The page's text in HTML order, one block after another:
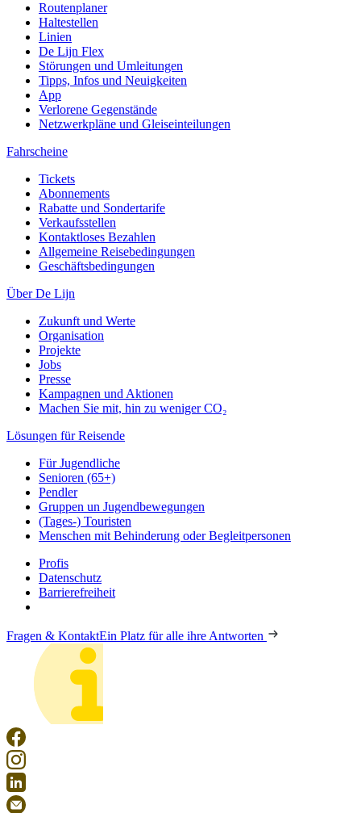
Routenplaner
Haltestellen
Linien
De Lijn Flex
Störungen und Umleitungen
Tipps, Infos und Neuigkeiten
App
Verlorene Gegenstände
Netzwerkpläne und Gleiseinteilungen
Fahrscheine
Tickets
Abonnements
Rabatte und Sondertarife
Verkaufsstellen
Kontaktloses Bezahlen
Allgemeine Reisebedingungen
Geschäftsbedingungen
Über De Lijn
Zukunft und Werte
Organisation
Projekte
Jobs
Presse
Kampagnen und Aktionen
Machen Sie mit, hin zu weniger CO₂
Lösungen für Reisende
Für Jugendliche
Senioren (65+)
Pendler
Gruppen un Jugendbewegungen
(Tages-) Touristen
Menschen mit Behinderung oder Begleitpersonen
Profis
Datenschutz
Barrierefreiheit
Fragen & KontaktEin Platz für alle ihre Antworten